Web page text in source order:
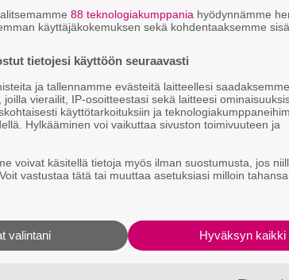
ikäeroa.
somessa sukunimeä Loman jo vuonna
8.
9.
88 teknologiakumppania hyödynnämme
käyttäjäkokemuksen sekä kohdentaaksemme
tietojesi käyttöön seuraavasti
ja tallennamme evästeitä laitteellesi
joilla vierailit, IP-osoitteestasi sekä laitteesi
käyttötarkoituksiin ja
Hylkääminen voi vaikuttaa sivuston toimivuuteen ja
voivat käsitellä tietoja myös ilman suostumusta, jos
vastustaa tätä tai muuttaa asetuksiasi milloin
Hyväksyn kaikki
valintani